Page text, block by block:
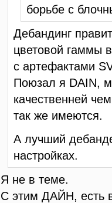
борьбе с
Дебандинг
цветовой гаммы
с артефактами
Поюзал я DAIN,
качественней
так же имеются.
А лучший
настройках.
Я не в теме.
С этим ДАЙН, есть